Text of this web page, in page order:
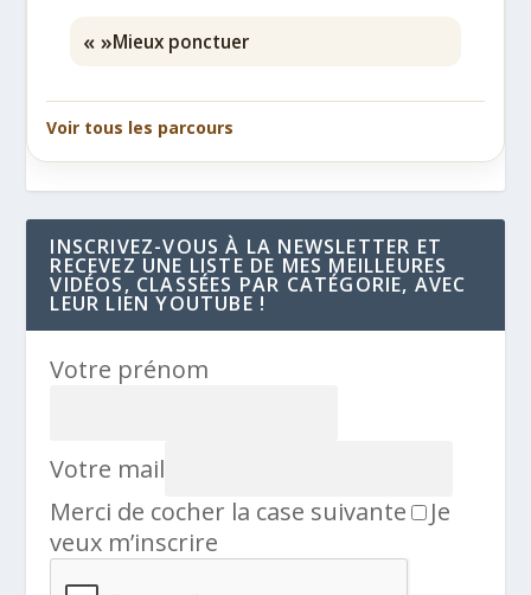
« »Mieux ponctuer
Voir tous les parcours
INSCRIVEZ-VOUS À LA NEWSLETTER ET
RECEVEZ UNE LISTE DE MES MEILLEURES
VIDÉOS, CLASSÉES PAR CATÉGORIE, AVEC
LEUR LIEN YOUTUBE !
Votre prénom
Votre mail
Merci de cocher la case suivante
Je
veux m’inscrire